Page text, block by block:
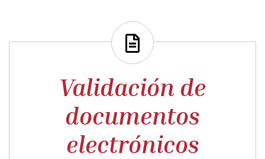
Validación de
documentos
electrónicos